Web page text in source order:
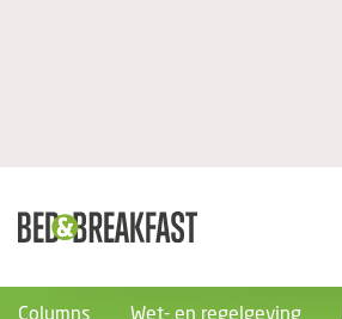
Columns Wet- en regelgeving